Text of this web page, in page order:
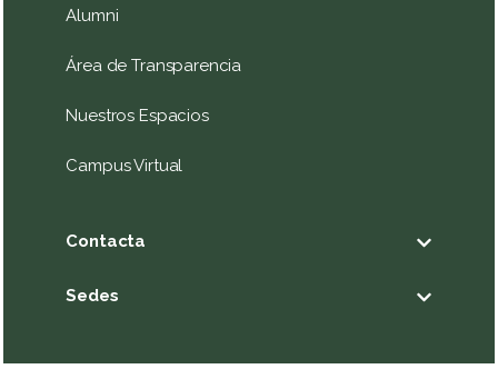
Alumni
Área de Transparencia
Nuestros Espacios
Campus Virtual
Contacta
Sedes